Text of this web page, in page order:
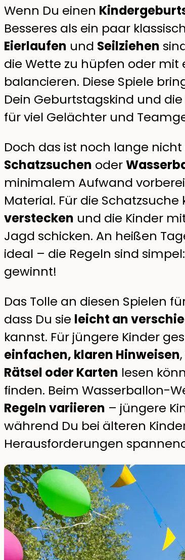
Wenn Du einen
Besseres als ein paar
Eierlaufen und Seilziehen
die Wette zu hüpfen oder mit
balancieren. Diese Spiele
Dein Geburtstagskind und
für viel Gelächter und
Doch das ist noch lange
Schatzsuchen oder
minimalem Aufwand
Material. Für die
verstecken und die Kinder
Jagd schicken. An heißen
ideal – die Regeln sind
gewinnt!
Das Tolle an diesen Spielen
dass Du sie leicht an
kannst. Für jüngere Kinder
einfachen, klaren Hinweisen
Rätsel oder Karten lesen
finden. Beim Wasserballon-
Regeln variieren – jüngere
während Du bei älteren
Herausforderungen